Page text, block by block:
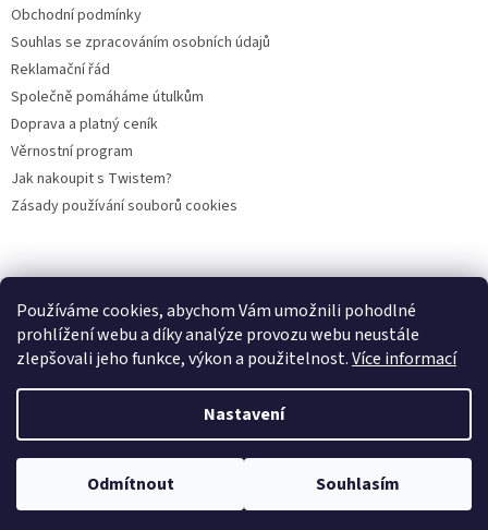
Používáme cookies, abychom Vám umožnili pohodlné
prohlížení webu a díky analýze provozu webu neustále
zlepšovali jeho funkce, výkon a použitelnost.Více informací
Nastavení
Odmítnout Souhlasím
Obchodní podmínky
Souhlas se zpracováním osobních údajů
Reklamační řád
Společně pomáháme útulkům
Doprava a platný ceník
Věrnostní program
Jak nakoupit s Twistem?
Zásady používání souborů cookies
Copyright 2026PROFIGRANULKA. Všechna práva vyhrazena.
Upravit nastavení cookies